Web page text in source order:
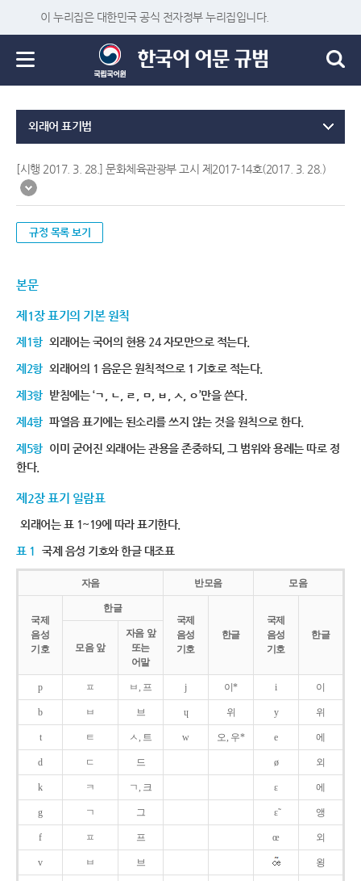
이 누리집은 대한민국 공식 전자정부 누리집입니다.
외래어 표기법
[시행 2017. 3. 28.] 문화체육관광부 고시 제2017-14호(2017. 3. 28.)
규정 목록 보기
본문
제1장 표기의 기본 원칙
제1항 외래어는 국어의 현용 24 자모만으로 적는다.
제2항 외래어의 1 음운은 원칙적으로 1 기호로 적는다.
제3항 받침에는 ‘ㄱ, ㄴ, ㄹ, ㅁ, ㅂ, ㅅ, ㅇ’만을 쓴다.
제4항 파열음 표기에는 된소리를 쓰지 않는 것을 원칙으로 한다.
제5항 이미 굳어진 외래어는 관용을 존중하되, 그 범위와 용례는 따로 정
한다.
제2장 표기 일람표
외래어는 표 1~19에 따라 표기한다.
표 1 국제 음성 기호와 한글 대조표
자음 반모음 모음
국제
음성
기호
한글
국제
음성
기호
한글
국제
음성
기호
한글
모음 앞
자음 앞
또는
어말
p ㅍ ㅂ, 프 j 이* i 이
b ㅂ 브 ɥ 위 y 위
t ㅌ ㅅ, 트 w 오, 우* e 에
d ㄷ 드 ø 외
k ㅋ ㄱ, 크 ɛ 에
g ㄱ 그 ɛ̃ 앵
f ㅍ 프 œ 외
v ㅂ 브 욍